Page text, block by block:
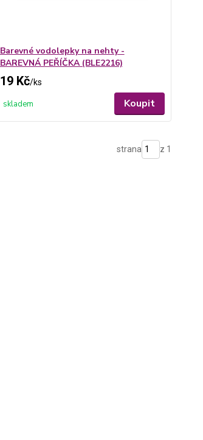
Barevné vodolepky na nehty -
BAREVNÁ PEŘÍČKA (BLE2216)
19 Kč/ks
skladem Koupit
strana z 1